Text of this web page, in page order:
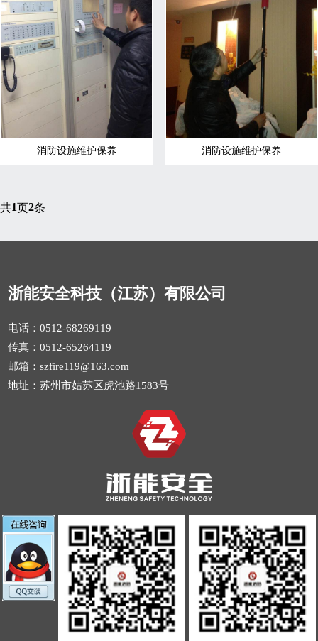
消防设施维护保养 消防设施维护保养
共1页2条
浙能安全科技（江苏）有限公司
电话：0512-68269119
传真：0512-65264119
邮箱：szfire119@163.com
地址：苏州市姑苏区虎池路1583号